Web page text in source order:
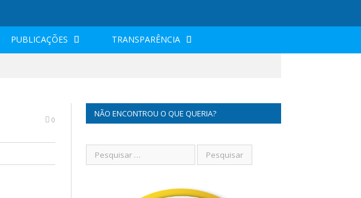
PUBLICAÇÕES TRANSPARÊNCIA
0
NÃO ENCONTROU O QUE QUERIA?